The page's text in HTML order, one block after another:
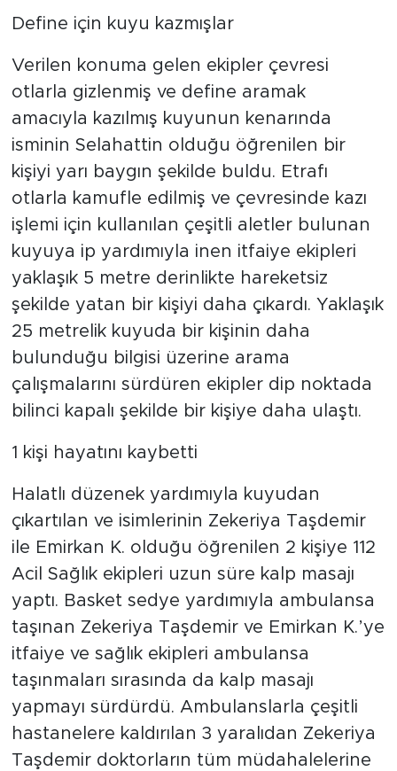
Define için kuyu kazmışlar
Verilen konuma gelen ekipler çevresi
otlarla gizlenmiş ve define aramak
amacıyla kazılmış kuyunun kenarında
isminin Selahattin olduğu öğrenilen bir
kişiyi yarı baygın şekilde buldu. Etrafı
otlarla kamufle edilmiş ve çevresinde kazı
işlemi için kullanılan çeşitli aletler bulunan
kuyuya ip yardımıyla inen itfaiye ekipleri
yaklaşık 5 metre derinlikte hareketsiz
şekilde yatan bir kişiyi daha çıkardı. Yaklaşık
25 metrelik kuyuda bir kişinin daha
bulunduğu bilgisi üzerine arama
çalışmalarını sürdüren ekipler dip noktada
bilinci kapalı şekilde bir kişiye daha ulaştı.
1 kişi hayatını kaybetti
Halatlı düzenek yardımıyla kuyudan
çıkartılan ve isimlerinin Zekeriya Taşdemir
ile Emirkan K. olduğu öğrenilen 2 kişiye 112
Acil Sağlık ekipleri uzun süre kalp masajı
yaptı. Basket sedye yardımıyla ambulansa
taşınan Zekeriya Taşdemir ve Emirkan K.’ye
itfaiye ve sağlık ekipleri ambulansa
taşınmaları sırasında da kalp masajı
yapmayı sürdürdü. Ambulanslarla çeşitli
hastanelere kaldırılan 3 yaralıdan Zekeriya
Taşdemir doktorların tüm müdahalelerine